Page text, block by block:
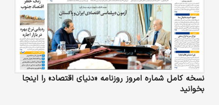
نسخه کامل شماره امروز روزنامه «دنیای‌ اقتصاد» را اینجا
بخوانید